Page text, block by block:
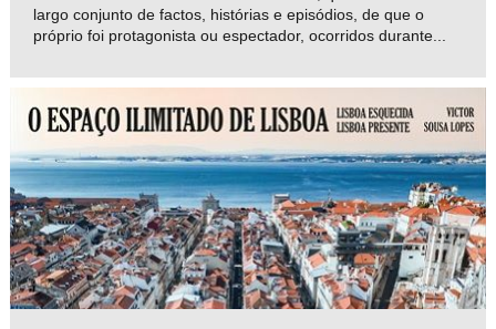
largo conjunto de factos, histórias e episódios, de que o
próprio foi protagonista ou espectador, ocorridos durante...